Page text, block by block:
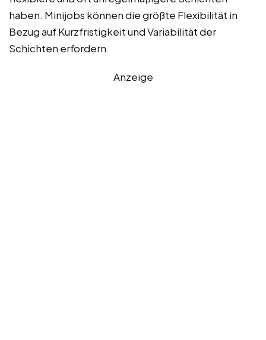
haben. Minijobs können die größte Flexibilität in
Bezug auf Kurzfristigkeit und Variabilität der
Schichten erfordern.
Anzeige